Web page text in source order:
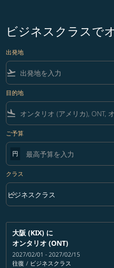
ビジネスクラスで
出発地
flight_takeoff
目的地
flight_land
ご予算
円
クラス
クラス option ビジネスクラス
ビジネスクラス
keyboard_arrow_down
大阪 (KIX) に
オンタリオ (ONT)
2027/02/01 - 2027/02/15
往復 / ビジネスクラス